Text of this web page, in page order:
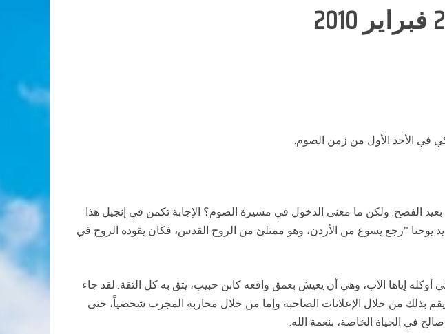
في الأحد الأول من زمن الصوم.
بعيد الفصح. ولكن ما معنى الدخول في مسيرة الصوم؟ الإجابة تكمن في إنجيل هذا
يد يوحنا "رجع يسوع من الأردن، وهو ممتلئ من الروح القدس، فكان يقوده الروح في
أوكله إياها الآب، وهي أن يعيش بعمق واقعه كابن حبيب، يثق به كل الثقة. لقد جاء
بذلك من خلال الإعلانات الصاخبة وإما من خلال محاربة المجرب شخصياً، حتى
في الحياة الخاصة، بنعمة الله.